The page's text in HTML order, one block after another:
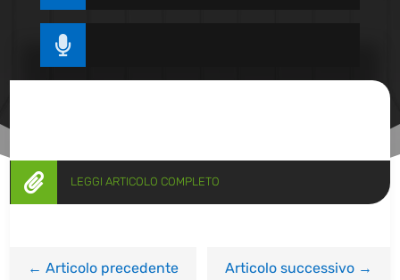

 LEGGI ARTICOLO COMPLETO
←Articolo precedente Articolo successivo→